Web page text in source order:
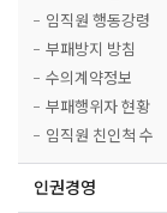
임직원 행동강령
부패방지 방침
수의계약정보
부패행위자 현황
임직원 친인척 수
인권경영